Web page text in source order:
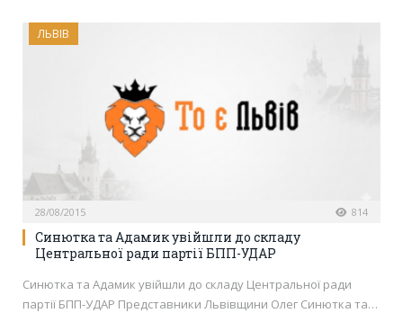
ЛЬВІВ
28/08/2015 814
Синютка та Адамик увійшли до складу
Центральної ради партії БПП-УДАР
Синютка та Адамик увійшли до складу Центральної ради
партії БПП-УДАР Представники Львівщини Олег Синютка та…